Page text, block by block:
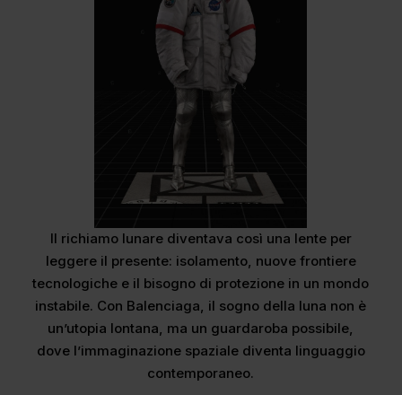
Il richiamo lunare diventava così una lente per
leggere il presente: isolamento, nuove frontiere
tecnologiche e il bisogno di protezione in un mondo
instabile. Con Balenciaga, il sogno della luna non è
un’utopia lontana, ma un guardaroba possibile,
dove l’immaginazione spaziale diventa linguaggio
contemporaneo.